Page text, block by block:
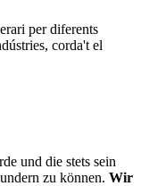
per diferents
corda't el
und die stets sein
zu können. Wir